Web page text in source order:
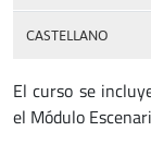
CASTELLANO
El curso se
el Módulo